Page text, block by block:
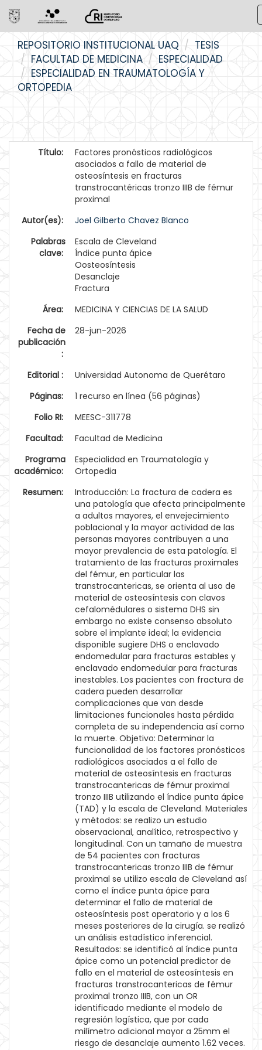
navigation
REPOSITORIO INSTITUCIONAL UAQ
TESIS
FACULTAD DE MEDICINA
ESPECIALIDAD
ESPECIALIDAD EN TRAUMATOLOGÍA Y
ORTOPEDIA
Título:
Factores pronósticos radiológicos
asociados a fallo de material de
osteosíntesis en fracturas
transtrocantéricas tronzo IIIB de fémur
proximal
Autor(es):
Joel Gilberto Chavez Blanco
Palabras
clave:
Escala de Cleveland
Índice punta ápice
Oosteosíntesis
Desanclaje
Fractura
Área:
MEDICINA Y CIENCIAS DE LA SALUD
Fecha de
publicación
:
28-jun-2026
Editorial :
Universidad Autonoma de Querétaro
Páginas:
1 recurso en línea (56 páginas)
Folio RI:
MEESC-311778
Facultad:
Facultad de Medicina
Programa
académico:
Especialidad en Traumatología y
Ortopedia
Resumen:
Introducción: La fractura de cadera es
una patología que afecta principalmente
a adultos mayores, el envejecimiento
poblacional y la mayor actividad de las
personas mayores contribuyen a una
mayor prevalencia de esta patología. El
tratamiento de las fracturas proximales
del fémur, en particular las
transtrocantericas, se orienta al uso de
material de osteosíntesis con clavos
cefalomédulares o sistema DHS sin
embargo no existe consenso absoluto
sobre el implante ideal; la evidencia
disponible sugiere DHS o enclavado
endomedular para fracturas estables y
enclavado endomedular para fracturas
inestables. Los pacientes con fractura de
cadera pueden desarrollar
complicaciones que van desde
limitaciones funcionales hasta pérdida
completa de su independencia así como
la muerte. Objetivo: Determinar la
funcionalidad de los factores pronósticos
radiológicos asociados a el fallo de
material de osteosíntesis en fracturas
transtrocantericas de fémur proximal
tronzo IIIB utilizando el índice punta ápice
(TAD) y la escala de Cleveland. Materiales
y métodos: se realizo un estudio
observacional, analítico, retrospectivo y
longitudinal. Con un tamaño de muestra
de 54 pacientes con fracturas
transtrocantericas tronzo IIIB de fémur
proximal se utilizo escala de Cleveland así
como el índice punta ápice para
determinar el fallo de material de
osteosíntesis post operatorio y a los 6
meses posteriores de la cirugía. se realizó
un análisis estadístico inferencial.
Resultados: se identificó al índice punta
ápice como un potencial predictor de
fallo en el material de osteosíntesis en
fracturas transtrocantericas de fémur
proximal tronzo IIIB, con un OR
identificado mediante el modelo de
regresión logística, que por cada
milímetro adicional mayor a 25mm el
riesgo de desanclaje aumento 1.62 veces.